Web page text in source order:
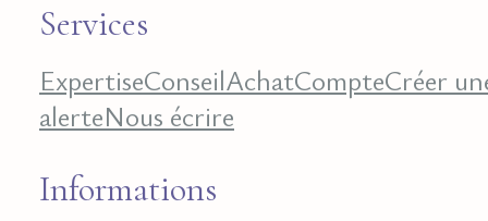
Services
ExpertiseConseilAchatCompteCréer
alerteNous écrire
Informations